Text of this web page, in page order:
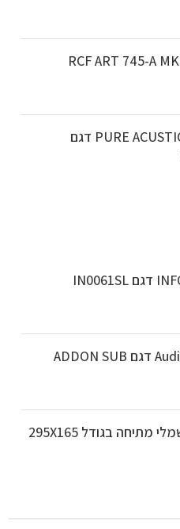
ערכת קריוקי PURE ACUSTICS דגם
מסך הקרנה חשמלי מתיחה בגודל 295X165